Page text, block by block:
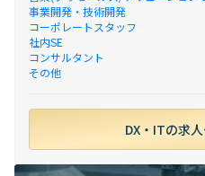
事業開発・技術開発
コーポレートスタッフ
社内SE
コンサルタント
その他
DX・ITの求